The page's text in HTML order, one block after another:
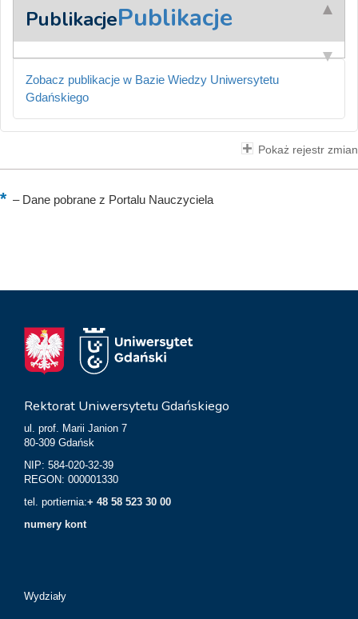
PublikacjePublikacje
Zobacz publikacje w Bazie Wiedzy Uniwersytetu
Gdańskiego
Pokaż rejestr zmian
–Dane pobrane z Portalu Nauczyciela
Rektorat Uniwersytetu Gdańskiego
ul. prof. Marii Janion 7
80-309 Gdańsk
NIP: 584-020-32-39
REGON: 000001330
tel. portiernia:+ 48 58 523 30 00
numery kont
Wydziały